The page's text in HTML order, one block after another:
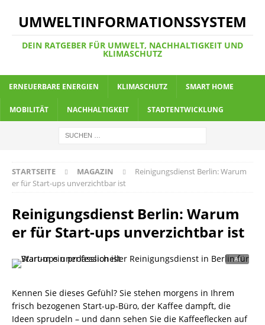
UMWELTINFORMATIONSSYSTEM
DEIN RATGEBER FÜR UMWELT, NACHHALTIGKEIT UND
KLIMASCHUTZ
ERNEUERBARE ENERGIEN KLIMASCHUTZ SMART HOME
MOBILITÄT NACHHALTIGKEIT STADTENTWICKLUNG
STARTSEITE MAGAZIN
Reinigungsdienst Berlin: Warum
er für Start-ups unverzichtbar ist
Reinigungsdienst Berlin: Warum
er für Start-ups unverzichtbar ist
Kennen Sie dieses Gefühl? Sie stehen morgens in Ihrem
frisch bezogenen Start-up-Büro, der Kaffee dampft, die
Ideen sprudeln – und dann sehen Sie die Kaffeeflecken auf